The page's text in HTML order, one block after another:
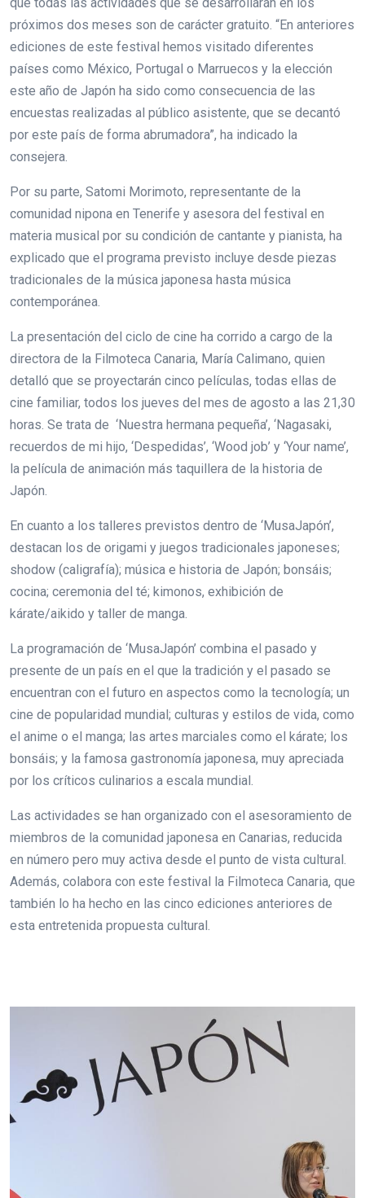
próximos dos meses son de carácter gratuito. “En anteriores
ediciones de este festival hemos visitado diferentes
países como México, Portugal o Marruecos y la elección
este año de Japón ha sido como consecuencia de las
encuestas realizadas al público asistente, que se decantó
por este país de forma abrumadora”, ha indicado la
consejera.
Por su parte, Satomi Morimoto, representante de la
comunidad nipona en Tenerife y asesora del festival en
materia musical por su condición de cantante y pianista, ha
explicado que el programa previsto incluye desde piezas
tradicionales de la música japonesa hasta música
contemporánea.
La presentación del ciclo de cine ha corrido a cargo de la
directora de la Filmoteca Canaria, María Calimano, quien
detalló que se proyectarán cinco películas, todas ellas de
cine familiar, todos los jueves del mes de agosto a las 21,30
horas. Se trata de ‘Nuestra hermana pequeña’, ‘Nagasaki,
recuerdos de mi hijo, ‘Despedidas’, ‘Wood job’ y ‘Your name’,
la película de animación más taquillera de la historia de
Japón.
En cuanto a los talleres previstos dentro de ‘MusaJapón’,
destacan los de origami y juegos tradicionales japoneses;
shodow (caligrafía); música e historia de Japón; bonsáis;
cocina; ceremonia del té; kimonos, exhibición de
kárate/aikido y taller de manga.
La programación de ‘MusaJapón’ combina el pasado y
presente de un país en el que la tradición y el pasado se
encuentran con el futuro en aspectos como la tecnología; un
cine de popularidad mundial; culturas y estilos de vida, como
el anime o el manga; las artes marciales como el kárate; los
bonsáis; y la famosa gastronomía japonesa, muy apreciada
por los críticos culinarios a escala mundial.
Las actividades se han organizado con el asesoramiento de
miembros de la comunidad japonesa en Canarias, reducida
en número pero muy activa desde el punto de vista cultural.
Además, colabora con este festival la Filmoteca Canaria, que
también lo ha hecho en las cinco ediciones anteriores de
esta entretenida propuesta cultural.